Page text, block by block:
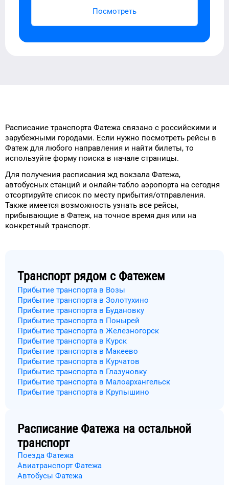
Посмотреть
Расписание транспорта Фатежа связано с российскими и
зарубежными городами. Если нужно посмотреть рейсы в
Фатеж для любого направления и найти билеты, то
используйте форму поиска в начале страницы.
Для получения расписания жд вокзала Фатежа,
автобусных станций и онлайн-табло аэропорта на сегодня
отсортируйте список по месту прибытия/отправления.
Также имеется возможность узнать все рейсы,
прибывающие в Фатеж, на точное время дня или на
конкретный транспорт.
Транспорт рядом с Фатежем
Прибытие транспорта в Возы
Прибытие транспорта в Золотухино
Прибытие транспорта в Будановку
Прибытие транспорта в Понырей
Прибытие транспорта в Железногорск
Прибытие транспорта в Курск
Прибытие транспорта в Макеево
Прибытие транспорта в Курчатов
Прибытие транспорта в Глазуновку
Прибытие транспорта в Малоархангельск
Прибытие транспорта в Крупышино
Расписание Фатежа на остальной
транспорт
Поезда Фатежа
Авиатранспорт Фатежа
Автобусы Фатежа